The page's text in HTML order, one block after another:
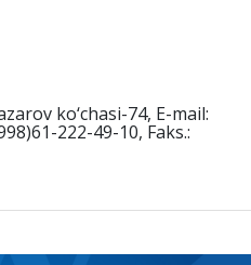
ko‘chasi-74, E-mail:
222-49-10, Faks.: